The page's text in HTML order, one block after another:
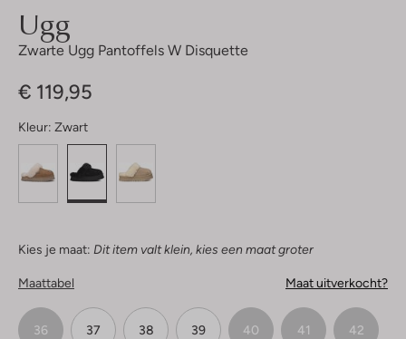
Ugg
Zwarte Ugg Pantoffels W Disquette
€ 119,95
Kleur: Zwart
Kies je maat: Dit item valt klein, kies een maat groter
Maattabel Maat uitverkocht?
36 37 38 39 40 41 42